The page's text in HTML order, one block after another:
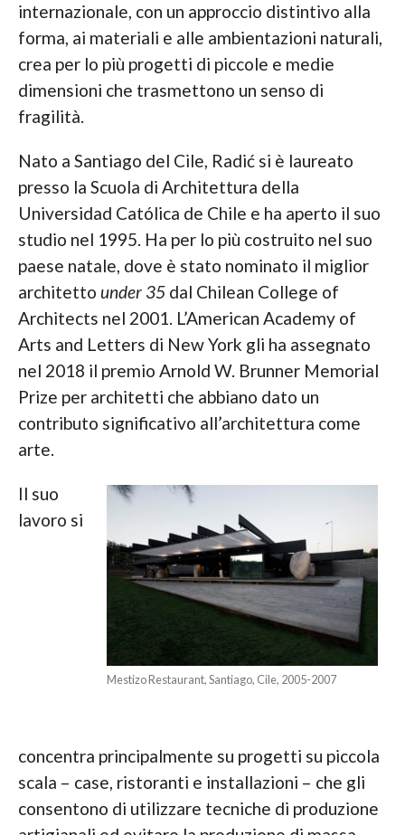
internazionale, con un approccio distintivo alla
forma, ai materiali e alle ambientazioni naturali,
crea per lo più progetti di piccole e medie
dimensioni che trasmettono un senso di
fragilità.
Nato a Santiago del Cile, Radić si è laureato
presso la Scuola di Architettura della
Universidad Católica de Chile e ha aperto il suo
studio nel 1995. Ha per lo più costruito nel suo
paese natale, dove è stato nominato il miglior
architetto under 35dal Chilean College of
Architects nel 2001. L’American Academy of
Arts and Letters di New York gli ha assegnato
nel 2018 il premio Arnold W. Brunner Memorial
Prize per architetti che abbiano dato un
contributo significativo all’architettura come
arte.
Mestizo Restaurant, Santiago, Cile, 2005-2007
Il suo
lavoro si
concentra principalmente su progetti su piccola
scala – case, ristoranti e installazioni – che gli
consentono di utilizzare tecniche di produzione